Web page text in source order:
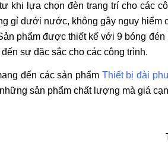
khi lựa chọn đèn trang trí cho các
gỉ dưới nước, không gây nguy
phẩm được thiết kế với 9 bóng
sự đặc sắc cho các công trình.
đến các sản phẩm Thiết bị đài
sản phẩm chất lượng mà giá